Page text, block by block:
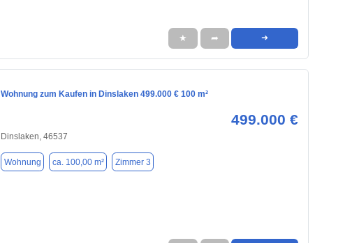
★ ➦ ➜
Wohnung zum Kaufen in Dinslaken 499.000 € 100 m²
499.000 €
Dinslaken, 46537
Wohnung ca. 100,00 m² Zimmer 3